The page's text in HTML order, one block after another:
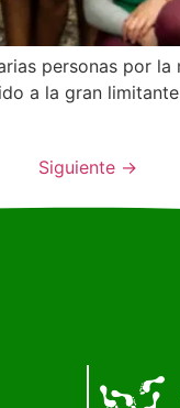
personas por
a la gran
Siguiente →